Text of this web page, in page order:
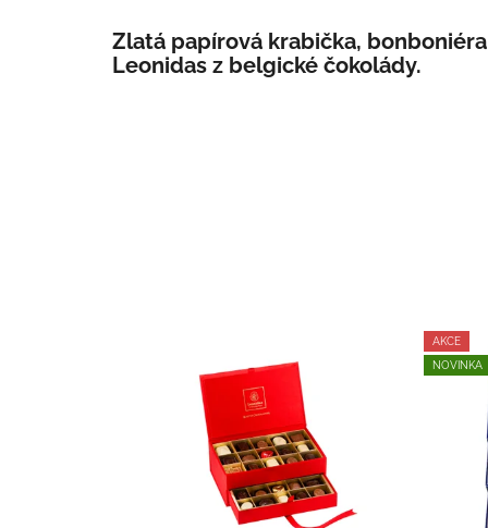
Zlatá papírová krabička,
Leonidas z belgické čokolády.
AKCE
NOVINKA